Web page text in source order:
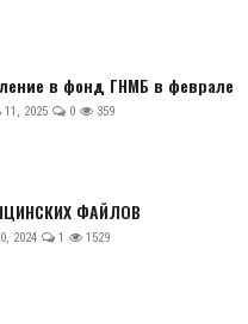
в фонд ГНМБ в феврале
2025 0 359
ФАЙЛОВ
2024 1 1529